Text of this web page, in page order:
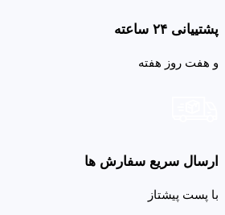
پشتییانی ۲۴ ساعته
و هفت روز هفته
ارسال سریع سفارش ها
با پست پیشتاز